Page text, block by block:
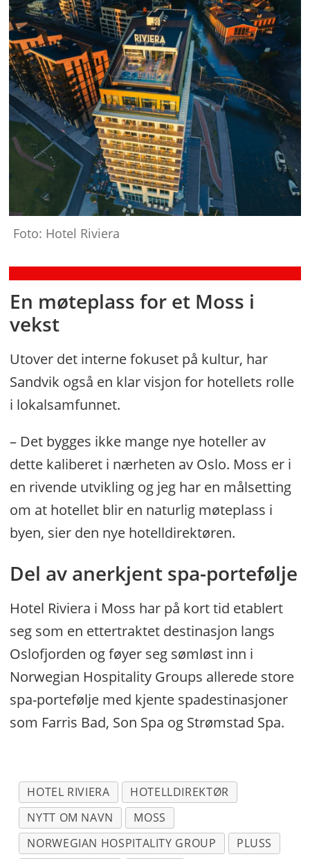
Foto: Hotel Riviera
Jarle
Moen:
–
Disse
tre
grepene
var
En møteplass for et Moss i
vekst
Utover det interne fokuset på kultur, har
Sandvik også en klar visjon for hotellets rolle
i lokalsamfunnet.
– Det bygges ikke mange nye hoteller av
dette kaliberet i nærheten av Oslo. Moss er i
en rivende utvikling og jeg har en målsetting
om at hotellet blir en naturlig møteplass i
byen, sier den nye hotelldirektøren.
Del av anerkjent spa-portefølje
Hotel Riviera i Moss har på kort tid etablert
seg som en ettertraktet destinasjon langs
Oslofjorden og føyer seg sømløst inn i
Norwegian Hospitality Groups allerede store
spa-portefølje med kjente spadestinasjoner
som Farris Bad, Son Spa og Strømstad Spa.
HOTEL RIVIERA
HOTELLDIREKTØR
NYTT OM NAVN
MOSS
NORWEGIAN HOSPITALITY GROUP
PLUSS